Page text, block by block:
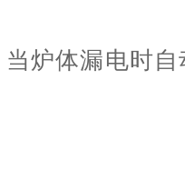
炉体漏电时